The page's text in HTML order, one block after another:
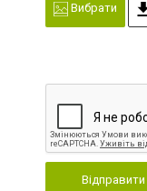
Вибрати
Відправити